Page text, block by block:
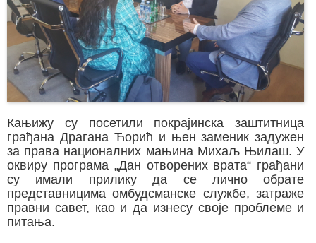
Кањижу су посетили покрајинска заштитница
грађана Драгана Ћорић и њен заменик задужен
за права националних мањина Михаљ Њилаш. У
оквиру програма „Дан отворених врата“ грађани
су имали прилику да се лично обрате
представницима омбудсманске службе, затраже
правни савет, као и да изнесу своје проблеме и
питања.